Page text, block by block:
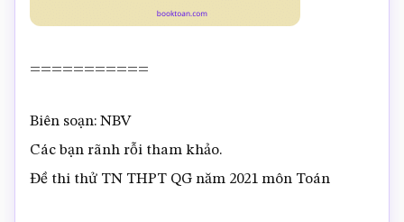
===========
Biên soạn: NBV
Các bạn rãnh rỗi tham khảo.
Đề thi thử TN THPT QG năm 2021 môn Toán